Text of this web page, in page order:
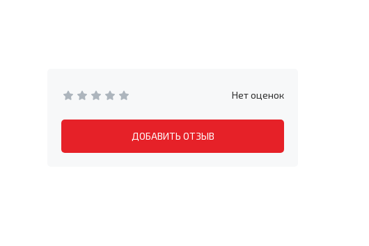
Нет оценок
ДОБАВИТЬ ОТЗЫВ